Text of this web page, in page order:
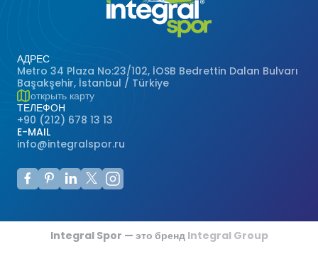
Многофункциональные Поля
Бейсбольные Поля
Регби Поля
Крикетные Поля
АДРЕС
Metro 34 Plaza No:23/102, İOSB Bedrettin Dalan Bulvarı
Başakşehir, İstanbul / Türkiye
открыть карту
ТЕЛЕФОН
+90 (212) 678 13 13
E-MAIL
info@integralspor.ru
Integral Spor — это бренд Integral Group